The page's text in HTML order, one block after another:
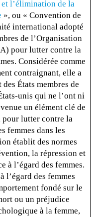
l’élimination de la
», ou « Convention de
international adopté
de l’Organisation
pour lutter contre la
Considérée comme
contraignant, elle a
États membres de
unis qui ne l’ont ni
un élément clé de
pour lutter contre la
femmes dans les
établit des normes
la répression et
à l’égard des femmes.
des femmes
fondé sur le
ou un préjudice
à la femme,